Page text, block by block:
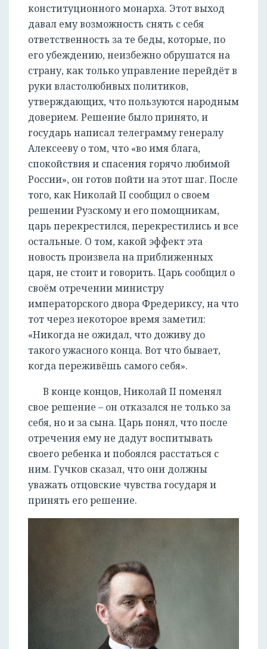
конституционного монарха. Этот выход
давал ему возможность снять с себя
ответственность за те беды, которые, по
его убеждению, неизбежно обрушатся на
страну, как только управление перейдёт в
руки властолюбивых политиков,
утверждающих, что пользуются народным
доверием. Решение было принято, и
государь написал телеграмму генералу
Алексееву о том, что «во имя блага,
спокойствия и спасения горячо любимой
России», он готов пойти на этот шаг. После
того, как Николай II сообщил о своем
решении Рузскому и его помощникам,
царь перекрестился, перекрестились и все
остальные. О том, какой эффект эта
новость произвела на приближенных
царя, не стоит и говорить. Царь сообщил о
своём отречении министру
императорского двора Фредериксу, на что
тот через некоторое время заметил:
«Никогда не ожидал, что доживу до
такого ужасного конца. Вот что бывает,
когда переживёшь самого себя».
В конце концов, Николай II поменял
свое решение – он отказался не только за
себя, но и за сына. Царь понял, что после
отречения ему не дадут воспитывать
своего ребенка и побоялся расстаться с
ним. Гучков сказал, что они должны
уважать отцовские чувства государя и
принять его решение.